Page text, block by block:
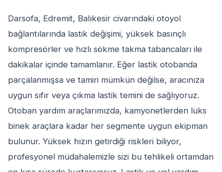
Darsofa, Edremit, Balıkesir civarındaki otoyol
bağlantılarında lastik değişimi, yüksek basınçlı
kompresörler ve hızlı sökme takma tabancaları ile
dakikalar içinde tamamlanır. Eğer lastik otobanda
parçalanmışsa ve tamiri mümkün değilse, aracınıza
uygun sıfır veya çıkma lastik temini de sağlıyoruz.
Otoban yardım araçlarımızda, kamyonetlerden lüks
binek araçlara kadar her segmente uygun ekipman
bulunur. Yüksek hızın getirdiği riskleri biliyor,
profesyonel müdahalemizle sizi bu tehlikeli ortamdan